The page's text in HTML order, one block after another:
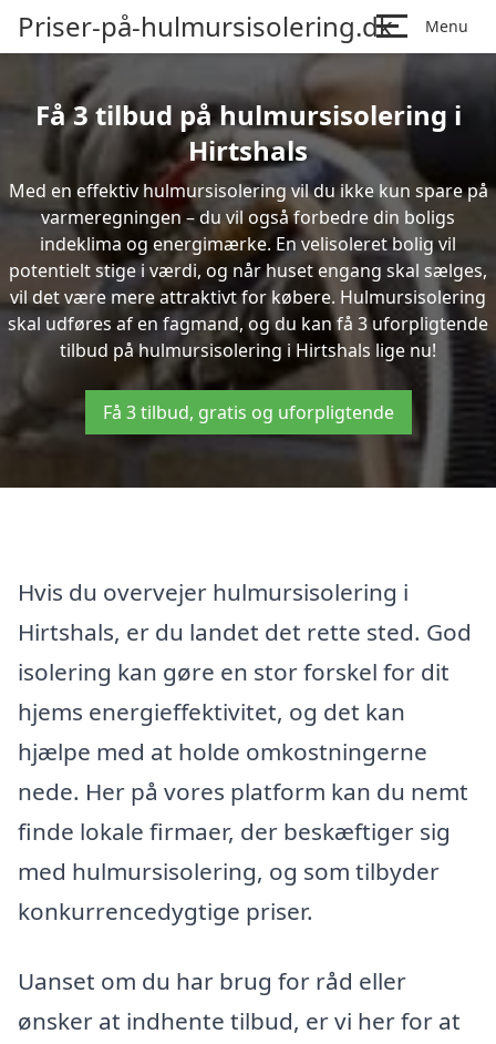
Priser-på-hulmursisolering.dk Menu
Få 3 tilbud på hulmursisolering i
Hirtshals
Med en effektiv hulmursisolering vil du ikke kun spare på
varmeregningen – du vil også forbedre din boligs
indeklima og energimærke. En velisoleret bolig vil
potentielt stige i værdi, og når huset engang skal sælges,
vil det være mere attraktivt for købere. Hulmursisolering
skal udføres af en fagmand, og du kan få 3 uforpligtende
tilbud på hulmursisolering i Hirtshals lige nu!
Få 3 tilbud, gratis og uforpligtende
Hvis du overvejer hulmursisolering i
Hirtshals, er du landet det rette sted. God
isolering kan gøre en stor forskel for dit
hjems energieffektivitet, og det kan
hjælpe med at holde omkostningerne
nede. Her på vores platform kan du nemt
finde lokale firmaer, der beskæftiger sig
med hulmursisolering, og som tilbyder
konkurrencedygtige priser.
Uanset om du har brug for råd eller
ønsker at indhente tilbud, er vi her for at